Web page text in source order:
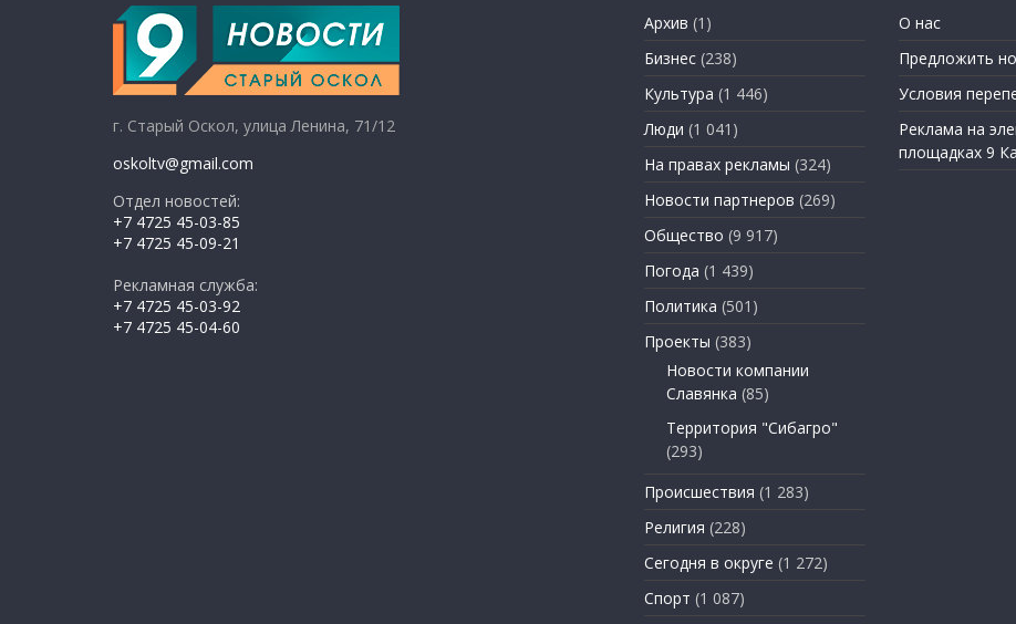
г. Старый Оскол, улица Ленина, 71/12
oskoltv@gmail.com
Отдел новостей:
+7 4725 45-03-85
+7 4725 45-09-21
Рекламная служба:
+7 4725 45-03-92
+7 4725 45-04-60
Архив (1)
Бизнес (238)
Культура (1 446)
Люди (1 041)
На правах рекламы (324)
Новости партнеров (269)
Общество (9 917)
Погода (1 439)
Политика (501)
Проекты (383)
Новости компании
Славянка (85)
Территория "Сибагро"
(293)
Происшествия (1 283)
Религия (228)
Сегодня в округе (1 272)
Спорт (1 087)
О нас
Предложить
Условия
Реклама на
площадках 9